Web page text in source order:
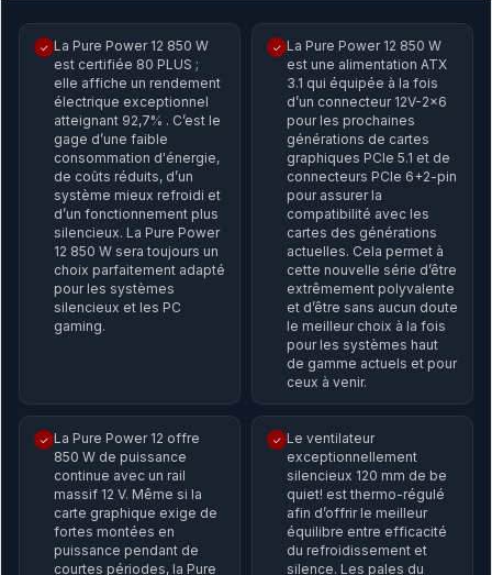
✓ La Pure Power 12 850 W
est certifiée 80 PLUS ;
elle affiche un rendement
électrique exceptionnel
atteignant 92,7% . C’est le
gage d’une faible
consommation d'énergie,
de coûts réduits, d’un
système mieux refroidi et
d’un fonctionnement plus
silencieux. La Pure Power
12 850 W sera toujours un
choix parfaitement adapté
pour les systèmes
silencieux et les PC
gaming.
✓ La Pure Power 12 850 W
est une alimentation ATX
3.1 qui équipée à la fois
d’un connecteur 12V-2x6
pour les prochaines
générations de cartes
graphiques PCIe 5.1 et de
connecteurs PCIe 6+2-pin
pour assurer la
compatibilité avec les
cartes des générations
actuelles. Cela permet à
cette nouvelle série d’être
extrêmement polyvalente
et d’être sans aucun doute
le meilleur choix à la fois
pour les systèmes haut
de gamme actuels et pour
ceux à venir.
✓ La Pure Power 12 offre
850 W de puissance
continue avec un rail
massif 12 V. Même si la
carte graphique exige de
fortes montées en
puissance pendant de
courtes périodes, la Pure
✓ Le ventilateur
exceptionnellement
silencieux 120 mm de be
quiet! est thermo-régulé
afin d’offrir le meilleur
équilibre entre efficacité
du refroidissement et
silence. Les pales du